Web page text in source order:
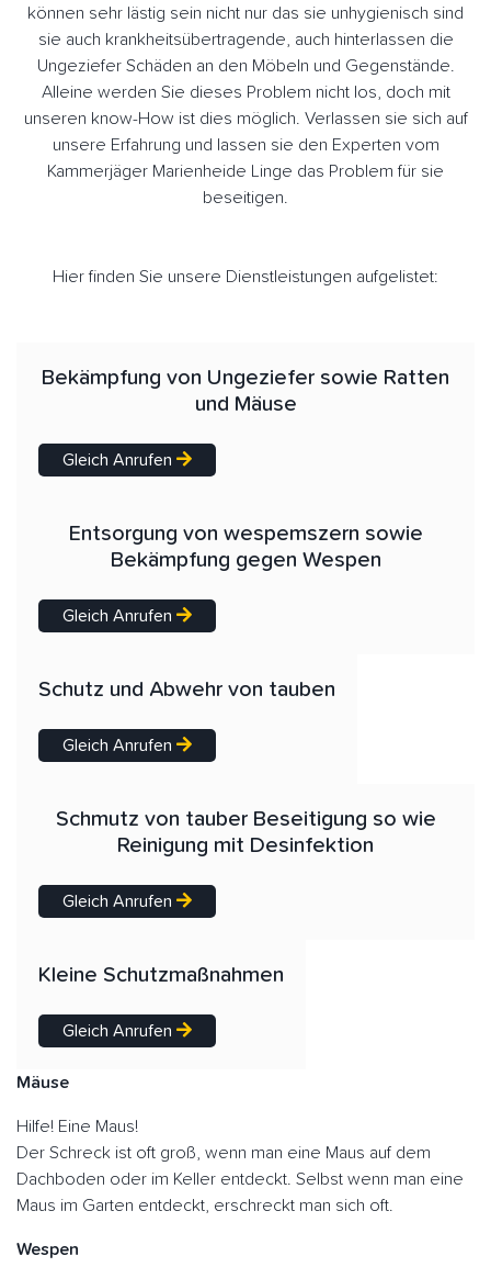
können sehr lästig sein nicht nur das sie unhygienisch sind
sie auch krankheitsübertragende, auch hinterlassen die
Ungeziefer Schäden an den Möbeln und Gegenstände.
Alleine werden Sie dieses Problem nicht los, doch mit
unseren know-How ist dies möglich. Verlassen sie sich auf
unsere Erfahrung und lassen sie den Experten vom
Kammerjäger Marienheide Linge das Problem für sie
beseitigen.
Hier finden Sie unsere Dienstleistungen aufgelistet:
Bekämpfung von Ungeziefer sowie Ratten
und Mäuse
Gleich Anrufen
Entsorgung von wespemszern sowie
Bekämpfung gegen Wespen
Gleich Anrufen
Schutz und Abwehr von tauben
Gleich Anrufen
Schmutz von tauber Beseitigung so wie
Reinigung mit Desinfektion
Gleich Anrufen
Kleine Schutzmaßnahmen
Gleich Anrufen
Mäuse
Hilfe! Eine Maus!
Der Schreck ist oft groß, wenn man eine Maus auf dem
Dachboden oder im Keller entdeckt. Selbst wenn man eine
Maus im Garten entdeckt, erschreckt man sich oft.
Wespen